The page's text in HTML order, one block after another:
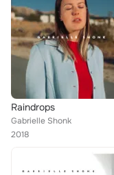
Raindrops
Gabrielle Shonk
2018